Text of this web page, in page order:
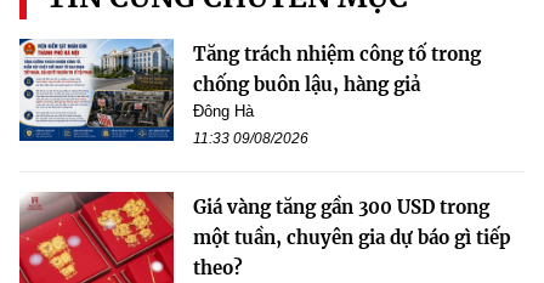
Tăng trách nhiệm công tố trong
chống buôn lậu, hàng giả
Đông Hà
11:33 09/08/2026
Giá vàng tăng gần 300 USD trong
một tuần, chuyên gia dự báo gì tiếp
theo?